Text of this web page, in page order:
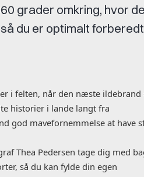
grader omkring, hvor
du er optimalt
i felten, når den næste ildebrand
historier i lande langt fra
god mavefornemmelse at have
Thea Pedersen tage dig med
så du kan fylde din egen